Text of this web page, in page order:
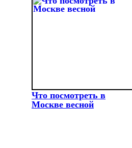
Что посмотреть в
Москве весной